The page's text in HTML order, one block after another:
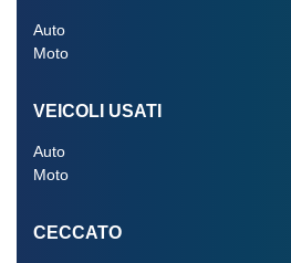
Auto
Moto
VEICOLI USATI
Auto
Moto
CECCATO